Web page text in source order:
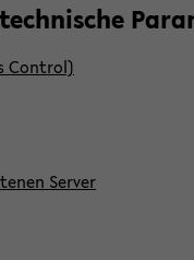
Con­trol)
Ser­ver